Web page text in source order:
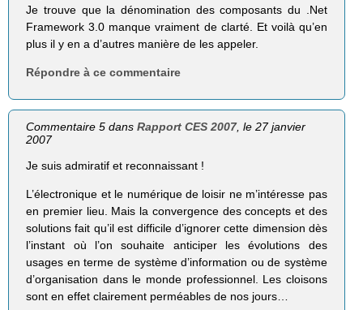
Je trouve que la dénomination des composants du .Net
Framework 3.0 manque vraiment de clarté. Et voilà qu’en
plus il y en a d’autres manière de les appeler.
Répondre à ce commentaire
Commentaire 5 dansRapport CES 2007, le 27 janvier
2007
Je suis admiratif et reconnaissant !
L’électronique et le numérique de loisir ne m’intéresse pas
en premier lieu. Mais la convergence des concepts et des
solutions fait qu’il est difficile d’ignorer cette dimension dès
l’instant où l’on souhaite anticiper les évolutions des
usages en terme de système d’information ou de système
d’organisation dans le monde professionnel. Les cloisons
sont en effet clairement perméables de nos jours…